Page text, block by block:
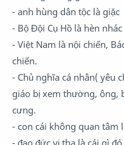
- anh hùng dân tộc là giặc
- Bộ Đội Cụ Hồ là hèn
- Việt Nam là nội chiến,
chiến.
- Chủ nghĩa cá nhân( yêu
giáo bị xem thường, ông,
cưng.
- con cái không quan tâm
- đạo đức vị tha là cái gì